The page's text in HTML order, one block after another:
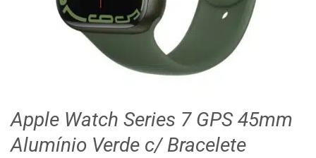
Apple Watch Series 7 GPS 45mm
Alumínio Verde c/ Bracelete